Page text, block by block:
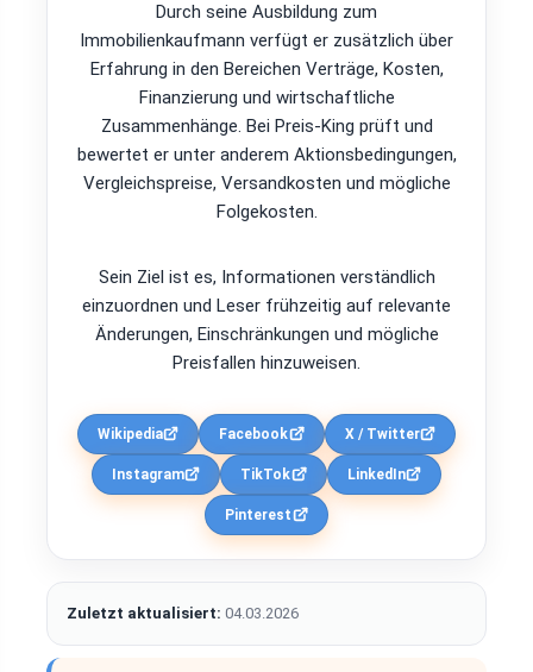
Durch seine Ausbildung zum
Immobilienkaufmann verfügt er zusätzlich über
Erfahrung in den Bereichen Verträge, Kosten,
Finanzierung und wirtschaftliche
Zusammenhänge. Bei Preis-King prüft und
bewertet er unter anderem Aktionsbedingungen,
Vergleichspreise, Versandkosten und mögliche
Folgekosten.
Sein Ziel ist es, Informationen verständlich
einzuordnen und Leser frühzeitig auf relevante
Änderungen, Einschränkungen und mögliche
Preisfallen hinzuweisen.
Wikipedia Facebook X / Twitter
Instagram TikTok LinkedIn
Pinterest
Zuletzt aktualisiert: 04.03.2026